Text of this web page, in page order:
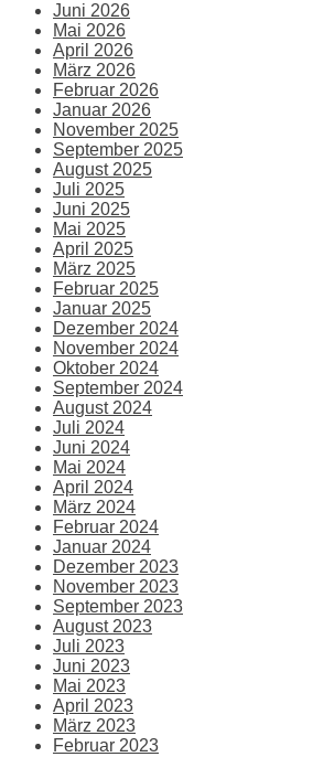
Juni 2026
Mai 2026
April 2026
März 2026
Februar 2026
Januar 2026
November 2025
September 2025
August 2025
Juli 2025
Juni 2025
Mai 2025
April 2025
März 2025
Februar 2025
Januar 2025
Dezember 2024
November 2024
Oktober 2024
September 2024
August 2024
Juli 2024
Juni 2024
Mai 2024
April 2024
März 2024
Februar 2024
Januar 2024
Dezember 2023
November 2023
September 2023
August 2023
Juli 2023
Juni 2023
Mai 2023
April 2023
März 2023
Februar 2023